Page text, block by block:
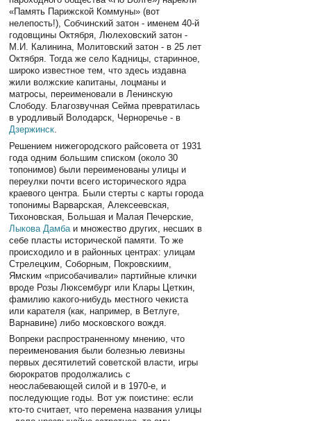
«Память Парижской Коммуны» (вот
нелепость!), Собчинский затон - именем 40-й
годовщины Октября, Люлеховский затон -
М.И. Калинина, Молитовский затон - в 25 лет
Октября. Тогда же село Кадницы, старинное,
широко известное тем, что здесь издавна
жили волжские капитаны, лоцманы и
матросы, переименовали в Ленинскую
Слободу. Благозвучная Сейма превратилась
в уродливый Володарск, Черноречье - в
Дзержинск.
Решением нижегородского райсовета от 1931
года одним большим списком (около 30
топонимов) были переименованы улицы и
переулки почти всего исторического ядра
краевого центра. Были стерты с карты города
топонимы Варварская, Алексеевская,
Тихоновская, Большая и Малая Печерские,
Лыкова Дамба и множество других, несших в
себе пласты исторической памяти. То же
происходило и в районных центрах: улицам
Стрелецким, Соборным, Покровскиим,
Ямским «присобачивали» партийные клички
вроде Розы Люксембург или Клары Цеткин,
фамилию какого-нибудь местного чекиста
или карателя (как, например, в Ветлуге,
Варнавине) либо московского вождя.
Вопреки распространенному мнению, что
переименования были болезнью левизны
первых десятилетий советской власти, игры
бюрократов продолжались с
неослабевающей силой и в 1970-е, и
последующие годы. Вот уж поистине: если
кто-то считает, что перемена названия улицы